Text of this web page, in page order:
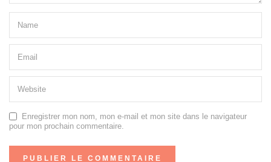
Enregistrer mon nom, mon e-mail et mon site dans le navigateur
pour mon prochain commentaire.